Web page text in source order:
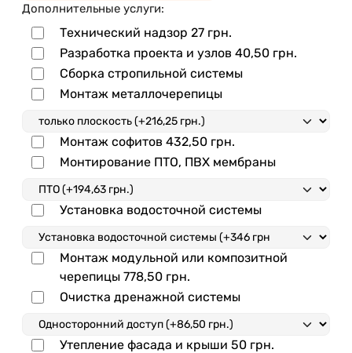
Дополнительные услуги:
Технический надзор 27 грн.
Разработка проекта и узлов 40,50 грн.
Сборка стропильной системы
Монтаж металлочерепицы
Монтаж софитов 432,50 грн.
Монтирование ПТО, ПВХ мембраны
Установка водосточной системы
Монтаж модульной или композитной
черепицы 778,50 грн.
Очистка дренажной системы
Утепление фасада и крыши 50 грн.